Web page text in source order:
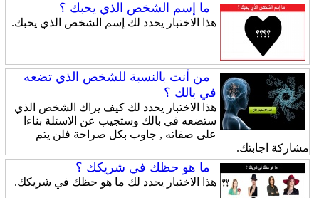
ما إسم الشخص الذي يحبك ؟
هذا الاختبار يحدد لك إسم الشخص الذي يحبك.
من أنت بالنسبة للشخص الذي تضعه
في بالك ؟
هذا الاختبار يحدد لك كيف يراك الشخص الذي
ستضعه في بالك وستجيب عن الاسئلة بناءا
على صفاته , جاوب بكل صراحة فلن يتم
مشاركة اجابتك.
ما هو حظك في شريكك ؟
هذا الاختبار يحدد لك ما هو حظك في شريكك.